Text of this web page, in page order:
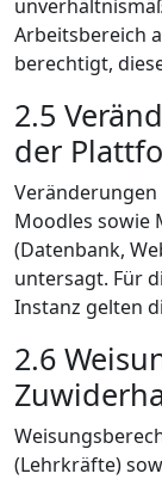
Arbeitsbereich
berechtigt,
2.5
der
Moodles sowie
(Datenbank,
untersagt. Für
Instanz gelten
2.6
(Lehrkräfte)